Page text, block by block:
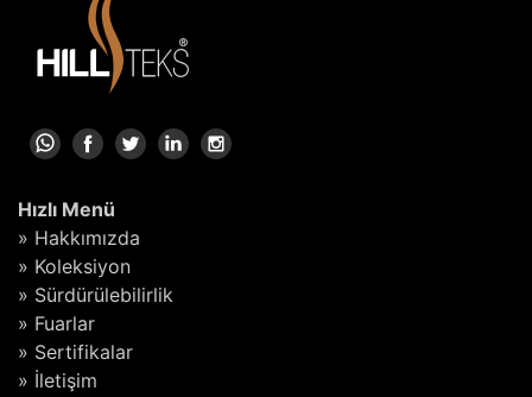
Hızlı Menü
» Hakkımızda
» Koleksiyon
» Sürdürülebilirlik
» Fuarlar
» Sertifikalar
» İletişim